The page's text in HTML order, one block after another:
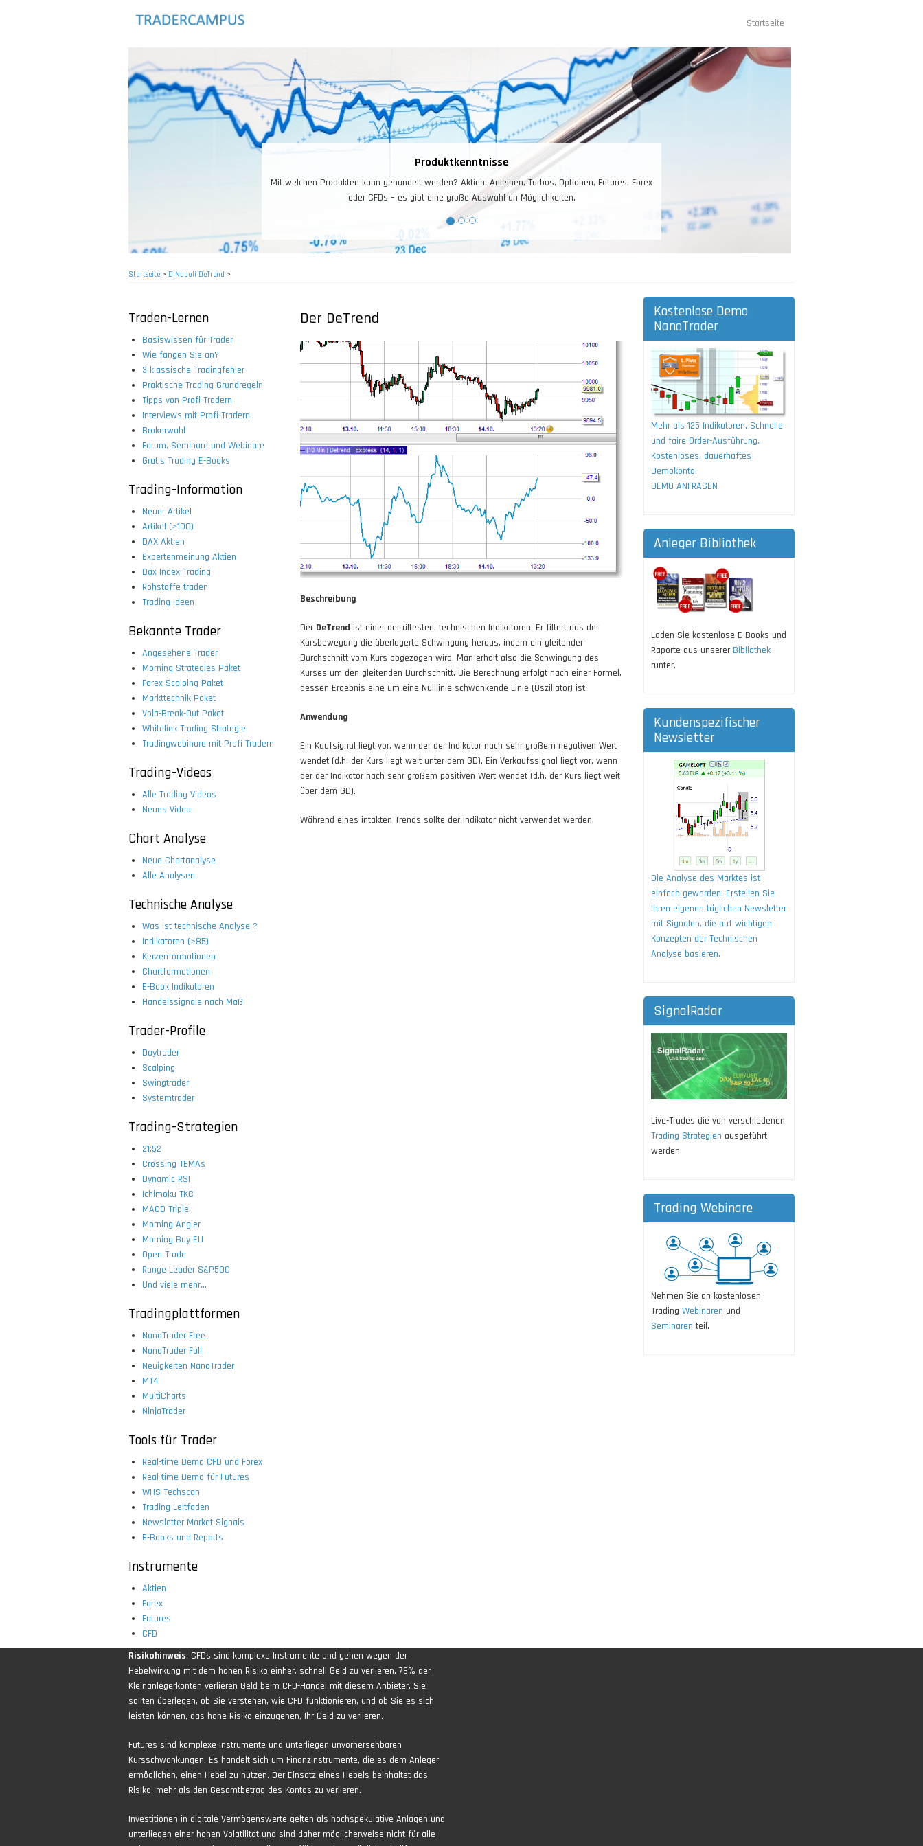
Startseite
Produktkenntnisse
Mit welchen Produkten kann gehandelt werden? Aktien, Anleihen, Turbos, Optionen, Futures, Forex
oder CFDs – es gibt eine große Auswahl an Möglichkeiten.
Startseite> DiNapoli DeTrend >
Traden-Lernen
Basiswissen für Trader
Wie fangen Sie an?
3 klassische Tradingfehler
Praktische Trading Grundregeln
Tipps von Profi-Tradern
Interviews mit Profi-Tradern
Brokerwahl
Forum, Seminare und Webinare
Gratis Trading E-Books
Trading-Information
Neuer Artikel
Artikel (>100)
DAX Aktien
Expertenmeinung Aktien
Dax Index Trading
Rohstoffe traden
Trading-Ideen
Bekannte Trader
Angesehene Trader
Morning Strategies Paket
Forex Scalping Paket
Markttechnik Paket
Vola-Break-Out Paket
Whitelink Trading Strategie
Tradingwebinare mit Profi Tradern
Trading-Videos
Alle Trading Videos
Neues Video
Chart Analyse
Neue Chartanalyse
Alle Analysen
Technische Analyse
Was ist technische Analyse ?
Indikatoren (>85)
Kerzenformationen
Chartformationen
E-Book Indikatoren
Handelssignale nach Maß
Trader-Profile
Daytrader
Scalping
Swingtrader
Systemtrader
Trading-Strategien
21:52
Crossing TEMAs
Dynamic RSI
Ichimoku TKC
MACD Triple
Morning Angler
Morning Buy EU
Open Trade
Range Leader S&P500
Und viele mehr...
Tradingplattformen
NanoTrader Free
NanoTrader Full
Neuigkeiten NanoTrader
MT4
MultiCharts
NinjaTrader
Tools für Trader
Real-time Demo CFD und Forex
Real-time Demo für Futures
WHS Techscan
Trading Leitfaden
Newsletter Market Signals
E-Books und Reports
Instrumente
Aktien
Forex
Futures
CFD
Der DeTrend
Beschreibung
Der DeTrend ist einer der ältesten, technischen Indikatoren. Er filtert aus der
Kursbewegung die überlagerte Schwingung heraus, indem ein gleitender
Durchschnitt vom Kurs abgezogen wird. Man erhält also die Schwingung des
Kurses um den gleitenden Durchschnitt. Die Berechnung erfolgt nach einer Formel,
dessen Ergebnis eine um eine Nulllinie schwankende Linie (Oszillator) ist.
Anwendung
Ein Kaufsignal liegt vor, wenn der der Indikator nach sehr großem negativen Wert
wendet (d.h. der Kurs liegt weit unter dem GD). Ein Verkaufssignal liegt vor, wenn
der der Indikator nach sehr großem positiven Wert wendet (d.h. der Kurs liegt weit
über dem GD).
Während eines intakten Trends sollte der Indikator nicht verwendet werden.
Kostenlose Demo
NanoTrader
Mehr als 125 Indikatoren. Schnelle
und faire Order-Ausführung.
Kostenloses, dauerhaftes
Demokonto.
DEMO ANFRAGEN
Anleger Bibliothek
Laden Sie kostenlose E-Books und
Raporte aus unserer Bibliothek
runter.
Kundenspezifischer
Newsletter
Die Analyse des Marktes ist
einfach geworden! Erstellen Sie
Ihren eigenen täglichen Newsletter
mit Signalen, die auf wichtigen
Konzepten der Technischen
Analyse basieren.
SignalRadar
Live-Trades die von verschiedenen
Trading Strategien ausgeführt
werden.
Trading Webinare
Nehmen Sie an kostenlosen
Trading Webinaren und
Seminaren teil.
Risikohinweis: CFDs sind komplexe Instrumente und gehen wegen der
Hebelwirkung mit dem hohen Risiko einher, schnell Geld zu verlieren. 76% der
Kleinanlegerkonten verlieren Geld beim CFD-Handel mit diesem Anbieter. Sie
sollten überlegen, ob Sie verstehen, wie CFD funktionieren, und ob Sie es sich
leisten können, das hohe Risiko einzugehen, Ihr Geld zu verlieren.
Futures sind komplexe Instrumente und unterliegen unvorhersehbaren
Kursschwankungen. Es handelt sich um Finanzinstrumente, die es dem Anleger
ermöglichen, einen Hebel zu nutzen. Der Einsatz eines Hebels beinhaltet das
Risiko, mehr als den Gesamtbetrag des Kontos zu verlieren.
Investitionen in digitale Vermögenswerte gelten als hochspekulative Anlagen und
unterliegen einer hohen Volatilität und sind daher möglicherweise nicht für alle